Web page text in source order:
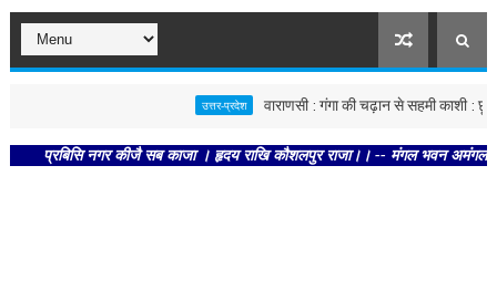
उत्तर-प्रदेश वाराणसी : गंगा की चढ़ान से सहमी काशी : छूने को
प्रबिसि नगर कीजै सब काजा । हृदय राखि कौशलपुर राजा।। -- मंगल भवन अमंगल हारी।